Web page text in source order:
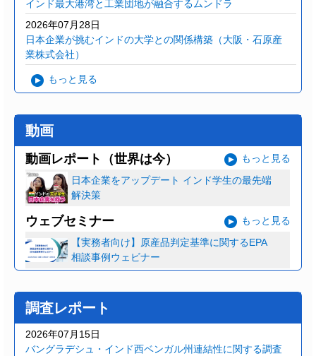
インド最大港湾と工業団地が融合するムンドラ
2026年07月28日
日本企業が挑むインドの大学との関係構築（大阪・石原産
業株式会社）
もっと見る
動画
動画レポート（世界は今）
もっと見る
日本企業をアップデート インド学生の最先端
解決策
ウェブセミナー
もっと見る
【実務者向け】原産品判定基準に関するEPA
相談事例ウェビナー
調査レポート
2026年07月15日
バングラデシュ・インド西ベンガル州連結性に関する調査